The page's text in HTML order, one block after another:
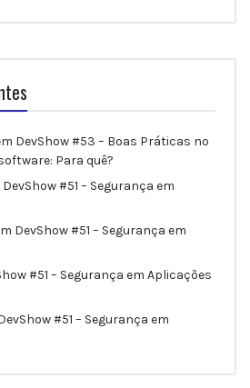
DevShow #53 – Boas Práticas no
Para quê?
DevShow #51 – Segurança em
DevShow #51 – Segurança em
#51 – Segurança em Aplicações
#51 – Segurança em